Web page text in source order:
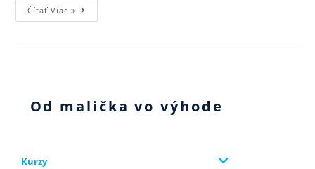
Čítať Viac »
Od malička vo výhode
Kurzy